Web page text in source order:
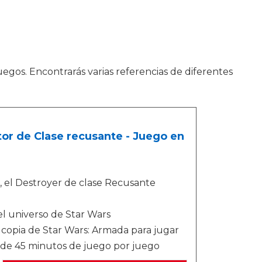
Encontrarás varias referencias de diferentes
de Clase recusante - Juego en
Destroyer de clase Recusante
universo de Star Wars
de Star Wars: Armada para jugar
de 45 minutos de juego por juego